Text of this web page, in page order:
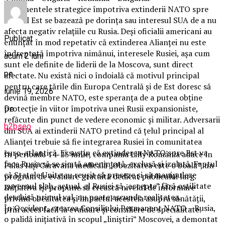
Argumentele strategice împotriva extinderii NATO spre
flancul Est se bazează pe dorinţa sau interesul SUA de a nu
afecta negativ relaţiile cu Rusia. Deşi oficialii americani au
enunţat în mod repetativ că extinderea Alianţei nu este
îndreptată împotriva nimănui, interesele Rusiei, aşa cum
sunt ele definite de liderii de la Moscova, sunt direct
afectate. Nu există nici o îndoială că motivul principal
pentru care ţările din Europa Centrală şi de Est doresc să
devină membre NATO, este speranţa de a putea obţine
protecţie în viitor împotriva unei Rusii expansioniste,
refăcute din punct de vedere economic şi militar. Adversarii
din SUA ai extinderii NATO pretind că ţelul principal al
Alianţei trebuie să fie integrarea Rusiei în comunitatea
euro-atlantică. Ei susţin că extinderea NATO spre Est va
face Rusia să se simtă ameninţată, exclusă şi izolată. Faptul
că Statele Unite au reuşit să preseze şi să manipuleze
guvernul slab, actual, al Rusiei să „accepte” fără ostilitate
deschisă primul val, nu poate ascunde realitatea.
În Occident, crearea Consiliului Permanent NATO – Rusia,
o palidă iniţiativă în scopul „liniştiri” Moscovei, a demontat
Publicat
acum 2 luni
pe
iunie 19, 2026
De
b2bseo
În perioada 14-23 iunie, compania Lilly România aduce în
Palas Iași Caravana medicală „Obezitatea este o boală”, un
program de evaluare gratuită dedicat publicului larg.
Inițiativa își propune să crească nivelul de informare
privind obezitatea și impactul acesteia asupra sănătății,
prin acces facil la evaluare și consiliere de specialitate.